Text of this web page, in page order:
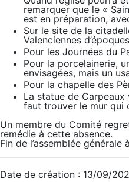
remarquer que le «
est en préparation,
Sur le site de la
Valenciennes
Pour les Journées du
Pour la porcelainerie,
envisagées, mais un
Pour la chapelle des
La statue de
faut trouver le mur qui
Un membre du Comité
remédie à cette absence.
Fin de l’assemblée générale
Date de création : 13/09/